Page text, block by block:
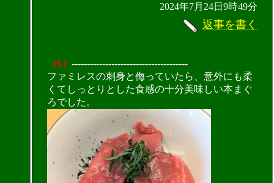
2024年7月24日9時49分
返事を書く
（6） --------------------------------------
ファミレスの刺身と侮っていたら、意外にも柔
くてしっとりとした食感の十分美味しい本まぐ
ろでした。